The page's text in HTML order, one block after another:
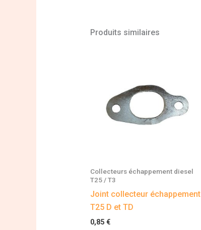
Produits similaires
Collecteurs échappement diesel
T25 / T3
Joint collecteur échappement
T25 D et TD
0,85 €